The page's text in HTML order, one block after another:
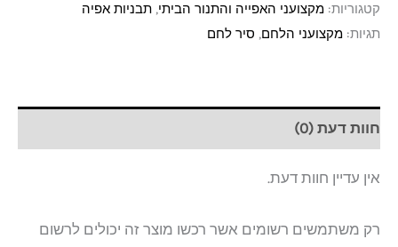
קטגוריות: מקצועני האפייה והתנור הביתי, תבניות אפיה
תגיות: מקצועני הלחם, סיר לחם
חוות דעת (0)
אין עדיין חוות דעת.
רק משתמשים רשומים אשר רכשו מוצר זה יכולים לרשום